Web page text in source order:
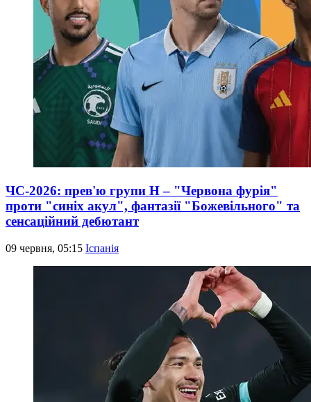
ЧС-2026: прев'ю групи Н – "Червона фурія"
проти "синіх акул", фантазії "Божевільного" та
сенсаційний дебютант
09 червня, 05:15 Іспанія